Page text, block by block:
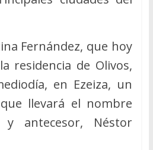
Fernández, que hoy
residencia de Olivos,
en Ezeiza, un
llevará el nombre
antecesor, Néstor